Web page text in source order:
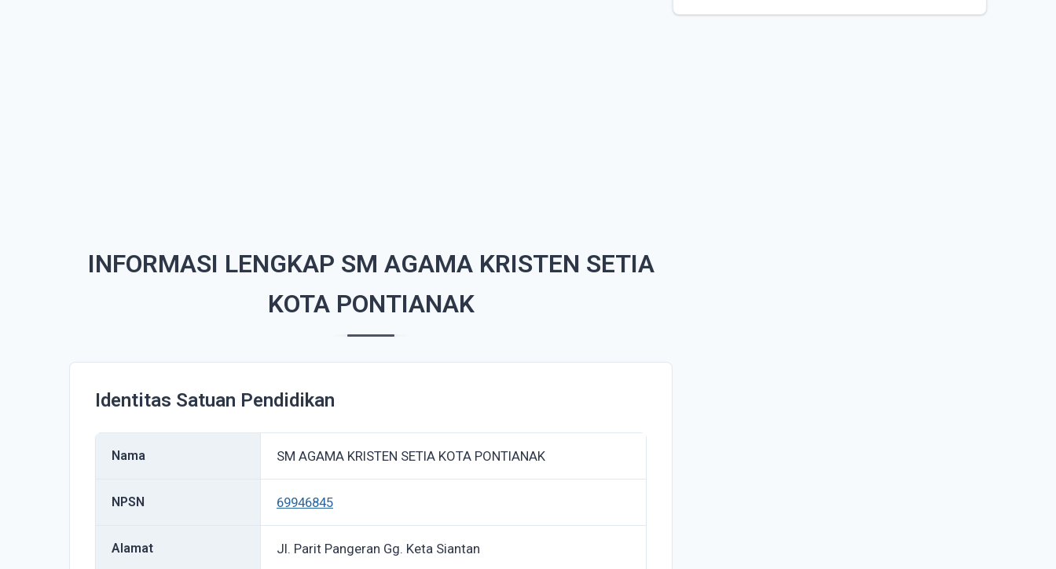
INFORMASI LENGKAP SM AGAMA KRISTEN SETIA
KOTA PONTIANAK
Identitas Satuan Pendidikan
Nama SM AGAMA KRISTEN SETIA KOTA PONTIANAK
NPSN 69946845
Alamat Jl. Parit Pangeran Gg. Keta Siantan